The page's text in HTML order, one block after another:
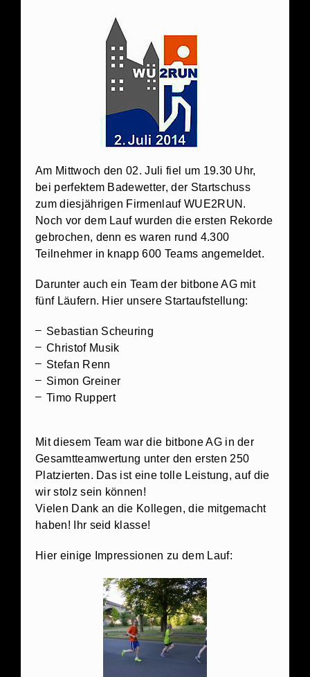
Am Mittwoch den 02. Juli fiel um 19.30 Uhr,
bei perfektem Badewetter, der Startschuss
zum diesjährigen Firmenlauf WUE2RUN.
Noch vor dem Lauf wurden die ersten Rekorde
gebrochen, denn es waren rund 4.300
Teilnehmer in knapp 600 Teams angemeldet.
Darunter auch ein Team der bitbone AG mit
fünf Läufern. Hier unsere Startaufstellung:
Sebastian Scheuring
Christof Musik
Stefan Renn
Simon Greiner
Timo Ruppert
Mit diesem Team war die bitbone AG in der
Gesamtteamwertung unter den ersten 250
Platzierten. Das ist eine tolle Leistung, auf die
wir stolz sein können!
Vielen Dank an die Kollegen, die mitgemacht
haben! Ihr seid klasse!
Hier einige Impressionen zu dem Lauf: